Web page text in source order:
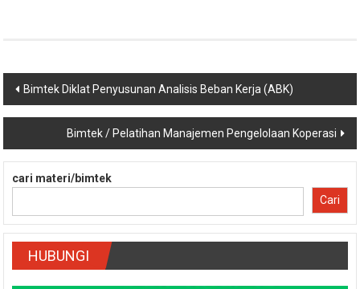
Navigasi
pos
Bimtek Diklat Penyusunan Analisis Beban Kerja (ABK)
Bimtek / Pelatihan Manajemen Pengelolaan Koperasi
cari materi/bimtek
Cari
HUBUNGI